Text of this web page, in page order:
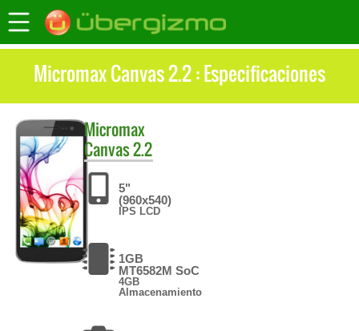
Micromax Canvas 2.2 : Especificaciones
Micromax
Canvas 2.2
5"
(960x540)
IPS LCD
1GB
MT6582M SoC
4GB
Almacenamiento